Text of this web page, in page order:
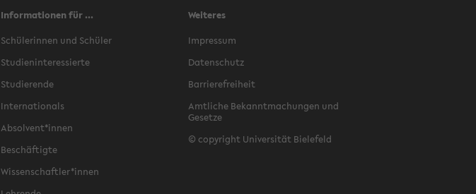
Informationen für ...
Schülerinnen und Schüler
Studieninteressierte
Studierende
Internationals
Absolvent*innen
Beschäftigte
Wissenschaftler*innen
Weiteres
Impressum
Datenschutz
Barrierefreiheit
Amtliche Bekanntmachungen und
Gesetze
© copyright Universität Bielefeld